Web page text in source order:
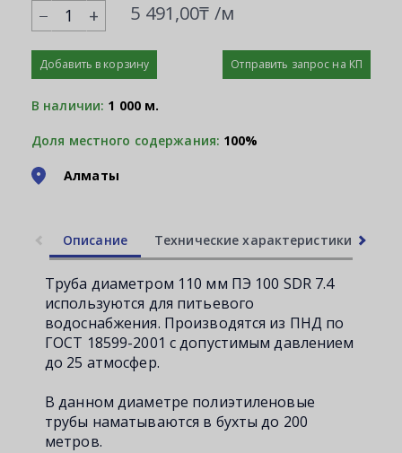
+ 5 491,00₸ /м
Добавить в корзину Отправить запрос на КП
В наличии: 1 000 м.
Доля местного содержания: 100%
Алматы
Описание Технические характеристики
Труба диаметром 110 мм ПЭ 100 SDR 7.4
используются для питьевого
водоснабжения. Производятся из ПНД по
ГОСТ 18599-2001 с допустимым давлением
до 25 атмосфер.
В данном диаметре полиэтиленовые
трубы наматываются в бухты до 200
метров.